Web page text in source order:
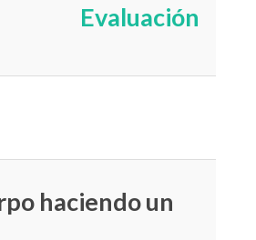
Evaluación
haciendo un